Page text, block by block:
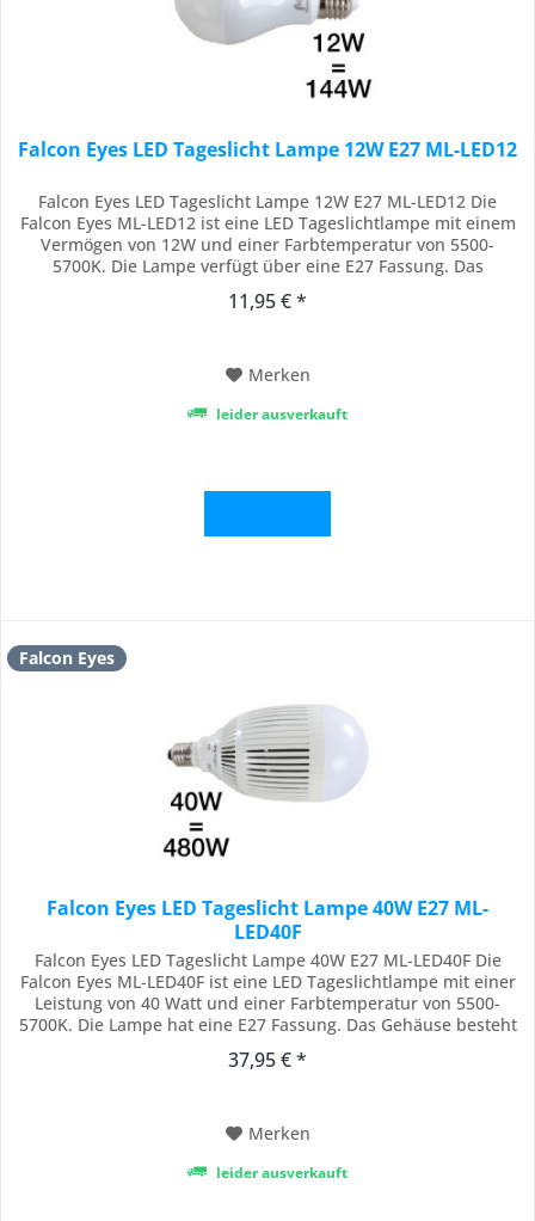
Falcon Eyes LED Tageslicht Lampe 12W E27 ML-LED12
Falcon Eyes LED Tageslicht Lampe 12W E27 ML-LED12 Die
Falcon Eyes ML-LED12 ist eine LED Tageslichtlampe mit einem
Vermögen von 12W und einer Farbtemperatur von 5500-
5700K. Die Lampe verfügt über eine E27 Fassung. Das
diese Lampe sicherer zu transportieren ist als eine
11,95 € *
Merken
leider ausverkauft
Falcon Eyes
Falcon Eyes LED Tageslicht Lampe 40W E27 ML-
LED40F
Falcon Eyes LED Tageslicht Lampe 40W E27 ML-LED40F Die
Falcon Eyes ML-LED40F ist eine LED Tageslichtlampe mit einer
Leistung von 40 Watt und einer Farbtemperatur von 5500-
5700K. Die Lampe hat eine E27 Fassung. Das Gehäuse besteht
zu transportieren ist als eine traditionelle fluoreszierende
37,95 € *
Merken
leider ausverkauft